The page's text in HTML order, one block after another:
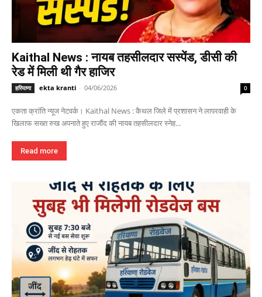
Kaithal News : नायब तहसीलदार सस्पेंड, डीसी की
रेड में मिली थी गैर हाजिर
हरियाणा ekta kranti - 04/06/2026 0
एकता क्रांति न्यूज नेटवर्क। Kaithal News : कैथल जिले में प्रशासन ने लापरवाही के
खिलाफ सख्त रुख अपनाते हुए राजौंद की नायब तहसीलदार स्नेह...
Read more